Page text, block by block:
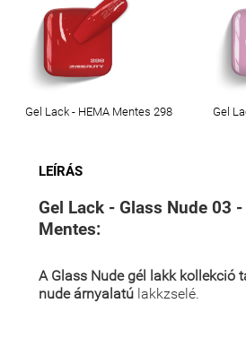
Gel Lack - HEMA Mentes 298 Gel
LEÍRÁS
Gel Lack - Glass Nude 03
Mentes:
A Glass Nude gél lakk kollekció
nude árnyalatú lakkzselé.